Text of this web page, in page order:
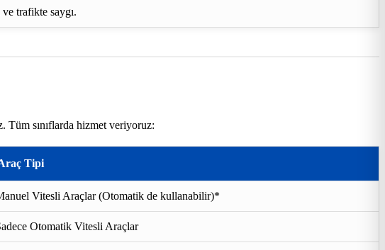
trafikte saygı.
Tüm sınıflarda hizmet veriyoruz:
Tipi
Vitesli Araçlar (Otomatik de kullanabilir)*
Otomatik Vitesli Araçlar